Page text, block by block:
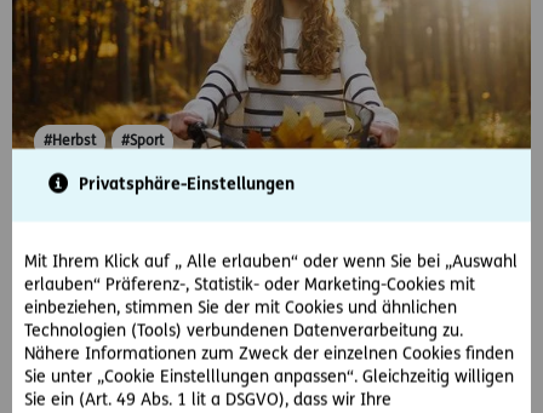
Privatsphäre-Einstellungen
Mit Ihrem Klick auf „ Alle erlauben“ oder wenn Sie bei „Auswahl
erlauben“ Präferenz-, Statistik- oder Marketing-Cookies mit
einbeziehen, stimmen Sie der mit Cookies und ähnlichen
Technologien (Tools) verbundenen Datenverarbeitung zu.
Nähere Informationen zum Zweck der einzelnen Cookies finden
Sie unter „Cookie Einstelllungen anpassen“. Gleichzeitig willigen
Sie ein (Art. 49 Abs. 1 lit a DSGVO), dass wir Ihre
#Herbst #Sport
Die Tage werden kürzer, der Alltag bunter – der Herbst ist da!
Das sind unsere liebsten Aktivitäten für Drinnen und Draußen.